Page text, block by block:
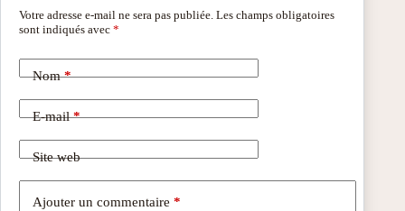
Votre adresse e-mail ne sera pas publiée. Les champs obligatoires
sont indiqués avec *
Nom*
E-mail*
Site web
Ajouter un commentaire *